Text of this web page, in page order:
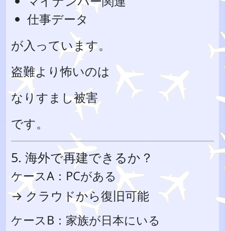
仕事データ
が入っています。
盗難より怖いのは
なりすまし被害
です。
5. 海外で再建できるか？
ケースA：PCがある
→ クラウドから復旧可能
ケースB：家族が日本にいる